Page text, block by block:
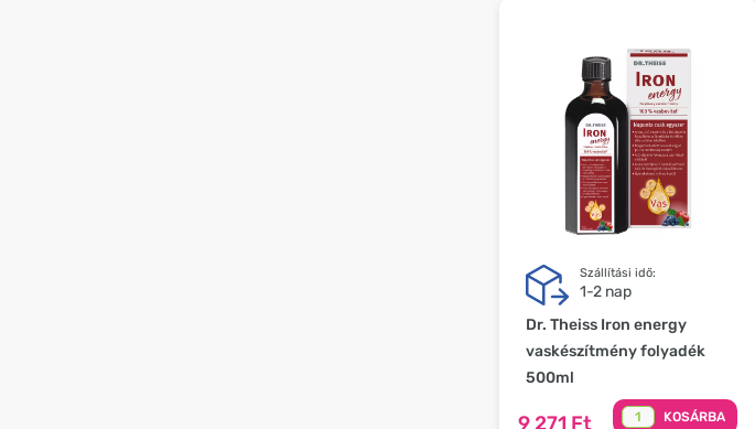
Szállítási idő:
1-2 nap
Dr. Theiss Iron energy
vaskészítmény folyadék
500ml
9 271 Ft KOSÁRBA